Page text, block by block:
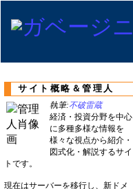
サイト概略＆管理人
執筆:不破雷蔵
経済・投資分野を中心
に多種多様な情報を
様々な視点から紹介・
図式化・解説するサイ
トです。
現在はサーバーを移行し、新ドメ